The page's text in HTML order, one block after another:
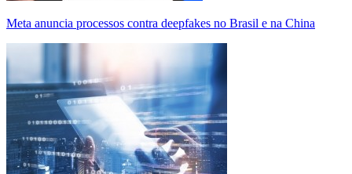
Meta anuncia processos contra deepfakes no Brasil e na China